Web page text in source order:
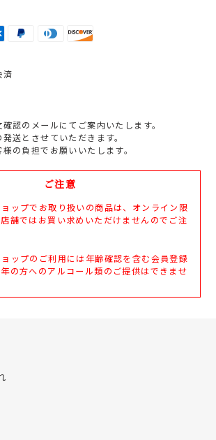
済
認のメールにてご案内いたします。
送とさせていただきます。
の負担でお願いいたします。
ご注意
ップでお取り扱いの商品は、オンライン限
舗ではお買い求めいただけませんのでご注
ップのご利用には年齢確認を含む会員登録
の方へのアルコール類のご提供はできませ